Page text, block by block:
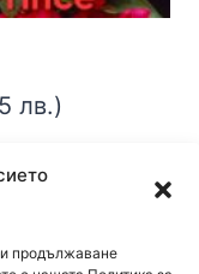
продължаване
лв.)